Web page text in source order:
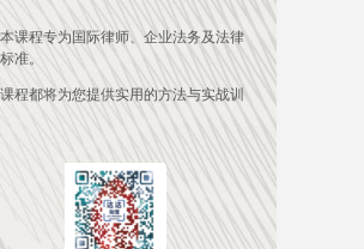
课程专为国际律师、企业法务及法律
准。
程都将为您提供实用的方法与实战训